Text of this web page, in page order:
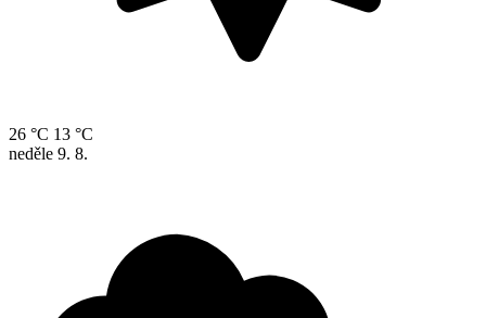
26 °C 13 °C
neděle 9. 8.